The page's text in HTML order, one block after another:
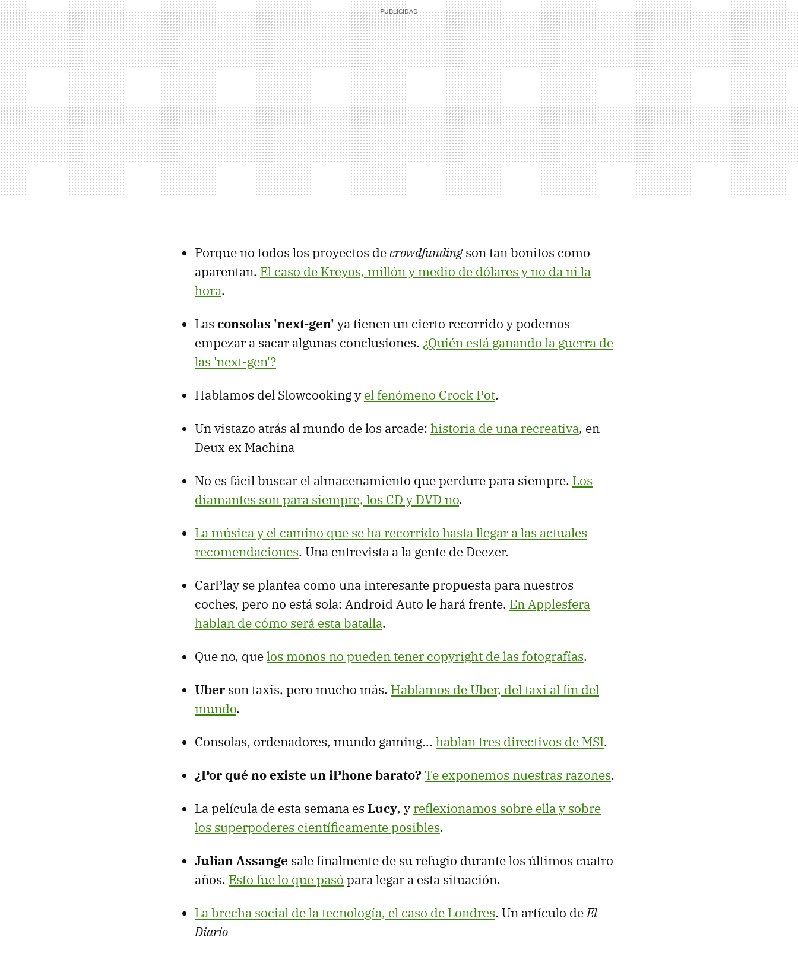
Porque no todos los proyectos de crowdfundingson tan bonitos como
aparentan. El caso de Kreyos, millón y medio de dólares y no da ni la
hora.
Las consolas 'next-gen' ya tienen un cierto recorrido y podemos
empezar a sacar algunas conclusiones. ¿Quién está ganando la guerra de
las 'next-gen'?
Hablamos del Slowcooking yel fenómeno Crock Pot.
Un vistazo atrás al mundo de los arcade: historia de una recreativa, en
Deux ex Machina
No es fácil buscar el almacenamiento que perdure para siempre. Los
diamantes son para siempre, los CD y DVD no.
La música y el camino que se ha recorrido hasta llegar a las actuales
recomendaciones. Una entrevista a la gente de Deezer.
CarPlay se plantea como una interesante propuesta para nuestros
coches, pero no está sola: Android Auto le hará frente. En Applesfera
hablan de cómo será esta batalla.
Que no, quelos monos no pueden tener copyright de las fotografías.
Uber son taxis, pero mucho más. Hablamos de Uber, del taxi al fin del
mundo.
Consolas, ordenadores, mundo gaming... hablan tres directivos de MSI.
¿Por qué no existe un iPhone barato?Te exponemos nuestras razones.
La película de esta semana es Lucy, yreflexionamos sobre ella y sobre
los superpoderes científicamente posibles.
Julian Assange sale finalmente de su refugio durante los últimos cuatro
años. Esto fue lo que pasó para legar a esta situación.
La brecha social de la tecnología, el caso de Londres. Un artículo deEl
Diario